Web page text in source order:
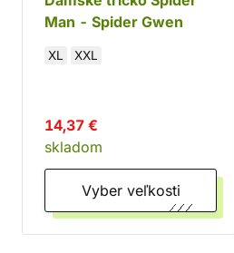
Man - Spider Gwen
XL XXL
14,37 €
skladom
Vyber veľkosti